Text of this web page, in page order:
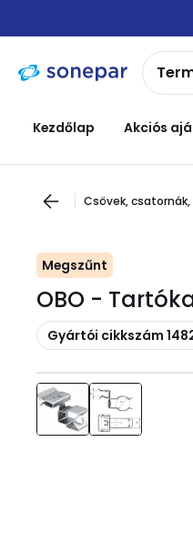
navigációhoztartalomra
Kezdőlap Akciós
Csövek,
Megszűnt
OBO -
Másolás
Gyártói cikkszám